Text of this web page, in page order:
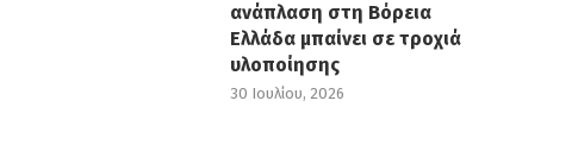
ανάπλαση στη Βόρεια
Ελλάδα μπαίνει σε τροχιά
υλοποίησης
30 Ιουλίου, 2026